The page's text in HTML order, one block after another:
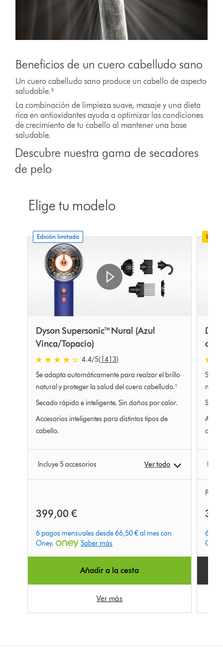
Beneficios de un cuero cabelludo sano
Un cuero cabelludo sano produce un cabello de aspecto
saludable.³
La combinación de limpieza suave, masaje y una dieta
rica en antioxidantes ayuda a optimizar las condiciones
de crecimiento de tu cabello al mantener una base
saludable.
Descubre nuestra gama de secadores
de pelo
Elige tu modelo
Edición limitada
Dyson Supersonic™ Nural (Azul
Vinca/Topacio)
4.4
estrellas
de
de
1413
Ratings
4.4/5(1413)
Se adapta automáticamente para realzar el brillo
natural y proteger la salud del cuero cabelludo.¹
Secado rápido e inteligente. Sin daños por calor.
Accesorios inteligentes para distintos tipos de
cabello.
Incluye 5 accesorios Ver todo
399,00 €
6 pagos mensuales desde 66,50 € al mes con
Oney.
Saber más
Añadir a la cesta
Ver más
4.4
de
de
1413
Se
6
Oney.